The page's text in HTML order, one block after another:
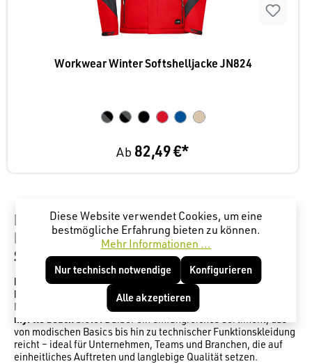
Workwear Winter Softshelljacke JN824
Ab 82,49 €*
DAIBER – HOCHWERTIGE CORPORATE
FASHION & BERUFSBEKLEIDUNG MIT
STIL UND FUNKTION
Daiber ist einer der führenden Anbieter fürCorporate Fashion,
Promotionwear und funktionale Berufsbekleidung
Mit den beiden starken Eigenmarken
JAMES & NICHOLSON
myrtle beachbietet Daiber ein umfangreiches Sortiment, das
von modischen Basics bis hin zu technischer Funktionskleidung
reicht – ideal für Unternehmen, Teams und Branchen, die auf
einheitliches Auftreten und langlebige Qualität setzen.
Diese Website verwendet Cookies, um eine
bestmögliche Erfahrung bieten zu können.
Mehr Informationen ...
Nur technisch notwendige Konfigurieren
Alle akzeptieren